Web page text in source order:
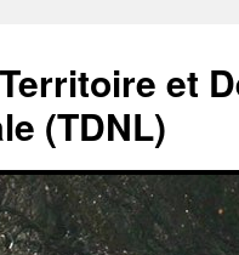
et
(TDNL)